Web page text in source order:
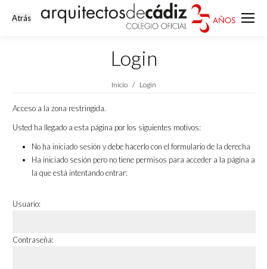
Login
Estás aquí:
Inicio Login
Acceso a la zona restringida.
Usted ha llegado a esta página por los siguientes motivos:
No ha iniciado sesión y debe hacerlo con el formulario de la derecha
Ha iniciado sesión pero no tiene permisos para acceder a la página a
la que está intentando entrar:
Usuario:
Contraseña: